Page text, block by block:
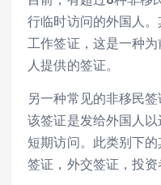
行临时访问的外国人
工作签证，这是一种
人提供的签证。
另一种常见的非移民
该签证是发给外国人
短期访问。此类别下
签证，外交签证，投资